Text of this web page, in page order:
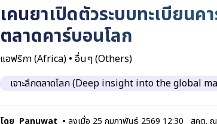
เคนยาเปิดตัวระบบทะเบียน
ตลาดคาร์บอนโลก
แอฟริกา (Africa) • อื่นๆ (Others)
เจาะลึกตลาดโลก (Deep insight into the global
โดย Panuwat • ลงเมื่อ 25 กุมภาพันธ์ 2569 12:30 สคต. ณ